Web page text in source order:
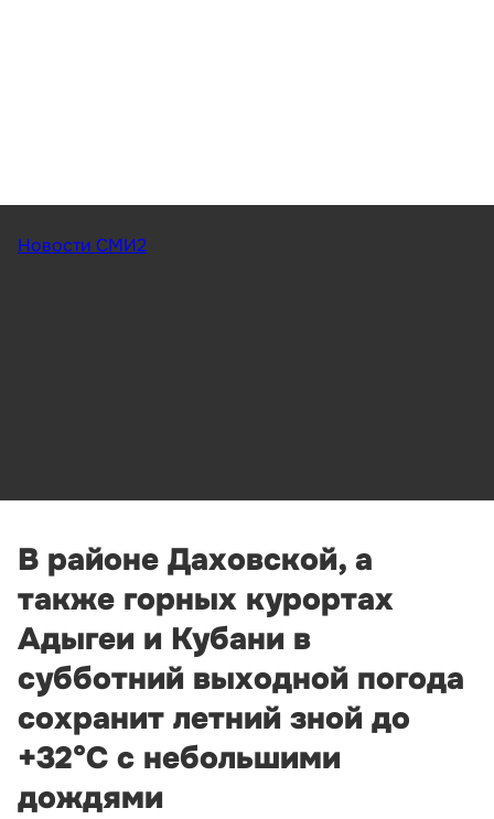
Новости СМИ2
В районе Даховской, а
также горных курортах
Адыгеи и Кубани в
субботний выходной погода
сохранит летний зной до
+32°С с небольшими
дождями